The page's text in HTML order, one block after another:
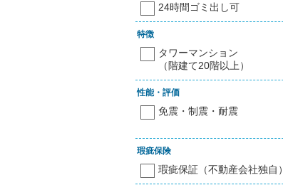
24時間ゴミ出し可
特徴
タワーマンション
（階建て20階以上）
性能・評価
免震・制震・耐震
瑕疵保険
瑕疵保証（不動産会社独自）